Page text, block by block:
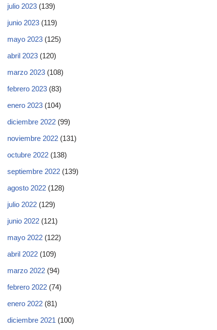
julio 2023 (139)
junio 2023 (119)
mayo 2023 (125)
abril 2023 (120)
marzo 2023 (108)
febrero 2023 (83)
enero 2023 (104)
diciembre 2022 (99)
noviembre 2022 (131)
octubre 2022 (138)
septiembre 2022 (139)
agosto 2022 (128)
julio 2022 (129)
junio 2022 (121)
mayo 2022 (122)
abril 2022 (109)
marzo 2022 (94)
febrero 2022 (74)
enero 2022 (81)
diciembre 2021 (100)